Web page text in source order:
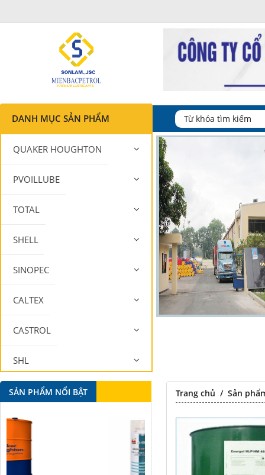
DANH MỤC SẢN PHẨM
QUAKER HOUGHTON
PVOILLUBE
TOTAL
SHELL
SINOPEC
CALTEX
CASTROL
SHL
MOBIL Trang chủ /Sản
SẢN PHẨM NỔI BẬT